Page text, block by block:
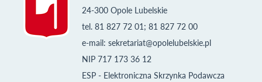
24-300 Opole Lubelskie
tel. 81 827 72 01; 81 827 72 00
e-mail: sekretariat@opolelubelskie.pl
NIP 717 173 36 12
ESP - Elektroniczna Skrzynka Podawcza